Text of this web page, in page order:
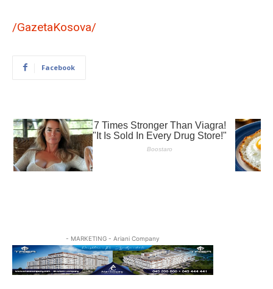
/GazetaKosova/
Facebook
- MARKETING - Ariani Company